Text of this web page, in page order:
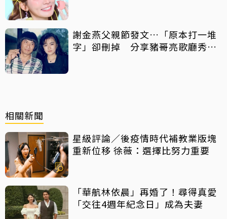
謝金燕父親節發文…「原本打一堆
字」卻刪掉 分享豬哥亮歌廳秀歌
相關新聞
星級評論／後疫情時代補教業版塊
重新位移 徐薇：選擇比努力重要
「華航林依晨」再婚了！尋得真愛
「交往4週年紀念日」成為夫妻